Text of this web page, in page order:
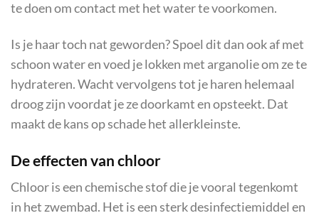
te doen om contact met het water te voorkomen.
Is je haar toch nat geworden? Spoel dit dan ook af met
schoon water en voed je lokken met arganolie om ze te
hydrateren. Wacht vervolgens tot je haren helemaal
droog zijn voordat je ze doorkamt en opsteekt. Dat
maakt de kans op schade het allerkleinste.
De effecten van chloor
Chloor is een chemische stof die je vooral tegenkomt
in het zwembad. Het is een sterk desinfectiemiddel en